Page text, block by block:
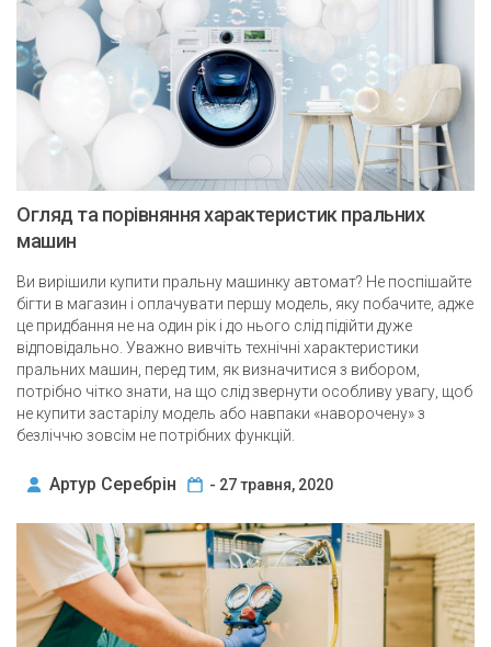
Огляд та порівняння характеристик пральних
машин
Ви вирішили купити пральну машинку автомат? Не поспішайте
бігти в магазин і оплачувати першу модель, яку побачите, адже
це придбання не на один рік і до нього слід підійти дуже
відповідально. Уважно вивчіть технічні характеристики
пральних машин, перед тим, як визначитися з вибором,
потрібно чітко знати, на що слід звернути особливу увагу, щоб
не купити застарілу модель або навпаки «наворочену» з
безліччю зовсім не потрібних функцій.
Артур Серебрін - 27 травня, 2020